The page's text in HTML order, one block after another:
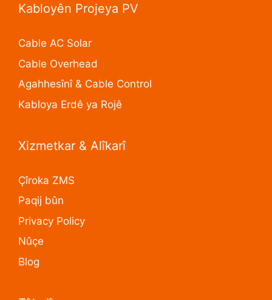
Kabloyên Projeya PV
Cable AC Solar
Cable Overhead
Agahhesînî & Cable Control
Kabloya Erdê ya Rojê
Xizmetkar & Alîkarî
Çîroka ZMS
Paqij bûn
Privacy Policy
Nûçe
Blog